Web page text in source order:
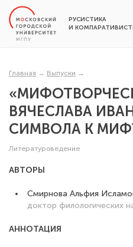
РУСИСТИКА
И
Главная → Выпуски →
ВЯЧЕСЛАВА
СИМВОЛА К
Литературоведение
АВТОРЫ
Смирнова Альфия
доктор филологических
АННОТАЦИЯ